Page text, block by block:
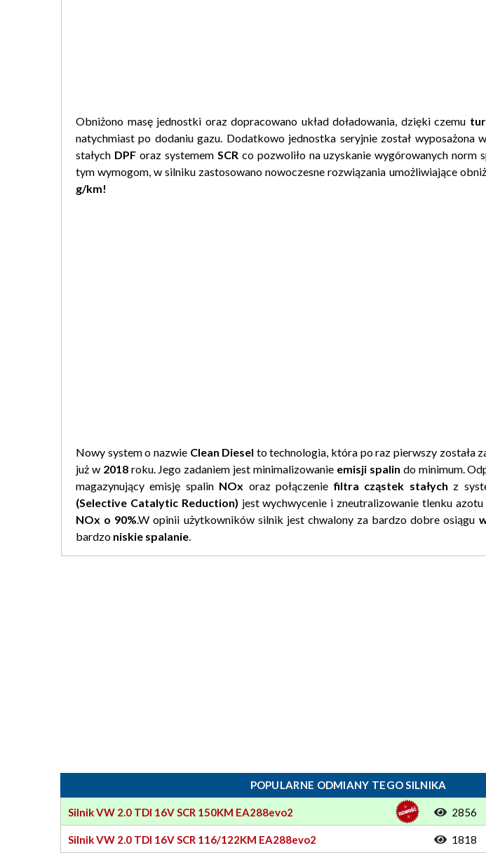
Obniżono masę jednostki oraz dopracowano układ doładowania, dzięki czemu
natychmiast po dodaniu gazu. Dodatkowo jednostka seryjnie został wyposażona
stałych DPF oraz systememSCRco pozwoliło na uzyskanie wygórowanych norm
tym wymogom, w silniku zastosowano nowoczesne rozwiązania umożliwiające
g/km!
Nowy system o nazwie Clean Diesel to technologia, która po raz pierwszy została
już w 2018roku. Jego zadaniem jest minimalizowanie emisji spalin do minimum.
magazynujący emisję spalinNOx oraz połączeniefiltra cząstek stałych z
(Selective Catalytic Reduction) jest wychwycenie i zneutralizowanie tlenku
NOx o 90%.W opinii użytkowników silnik jest chwalony za bardzo dobre osiągu
bardzo niskie spalanie.
POPULARNE ODMIANY TEGO SILNIKA
Silnik VW 2.0 TDI 16V SCR 150KM EA288evo2 2856
Silnik VW 2.0 TDI 16V SCR 116/122KM EA288evo2 1818